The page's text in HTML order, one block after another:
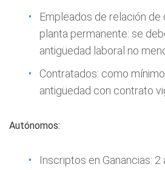
Empleados de relación de
planta permanente: se
antigüedad laboral no
Contratados: como
antigüedad con contrato
Autónomos:
Inscriptos en Ganancias: